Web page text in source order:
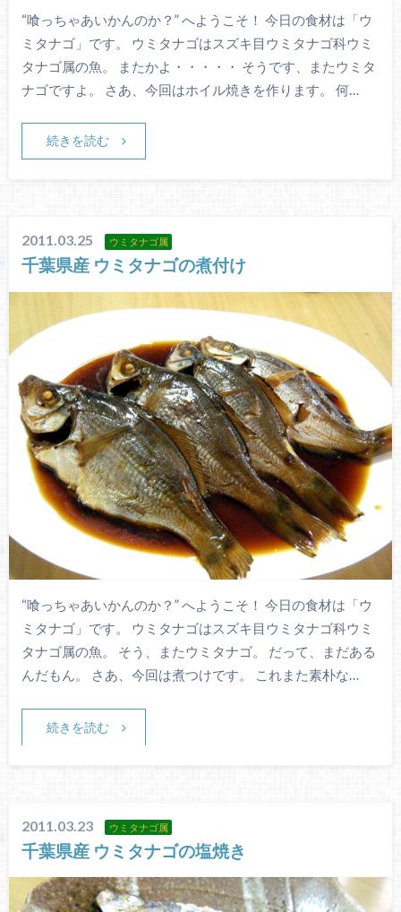
“喰っちゃあいかんのか？” へようこそ！ 今日の食材は「ウ
ミタナゴ」です。 ウミタナゴはスズキ目ウミタナゴ科ウミ
タナゴ属の魚。 またかよ・・・・・ そうです、またウミタ
ナゴですよ。 さあ、今回はホイル焼きを作ります。 何…
続きを読む
2011.03.25 ウミタナゴ属
千葉県産 ウミタナゴの煮付け
“喰っちゃあいかんのか？” へようこそ！ 今日の食材は「ウ
ミタナゴ」です。 ウミタナゴはスズキ目ウミタナゴ科ウミ
タナゴ属の魚。 そう、またウミタナゴ。 だって、まだある
んだもん。 さあ、今回は煮つけです。 これまた素朴な…
続きを読む
2011.03.23 ウミタナゴ属
千葉県産 ウミタナゴの塩焼き